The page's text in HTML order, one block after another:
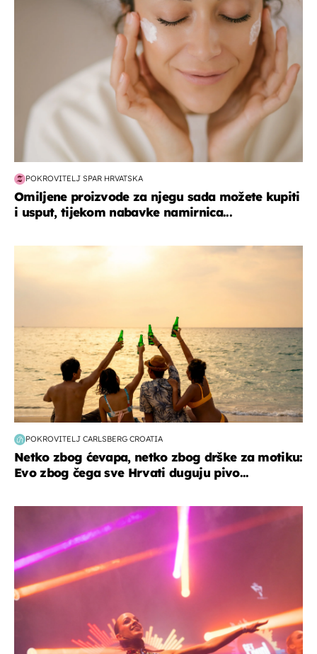
POKROVITELJ SPAR HRVATSKA
Omiljene proizvode za njegu sada možete kupiti
i usput, tijekom nabavke namirnica...
POKROVITELJ CARLSBERG CROATIA
Netko zbog ćevapa, netko zbog drške za motiku:
Evo zbog čega sve Hrvati duguju pivo...